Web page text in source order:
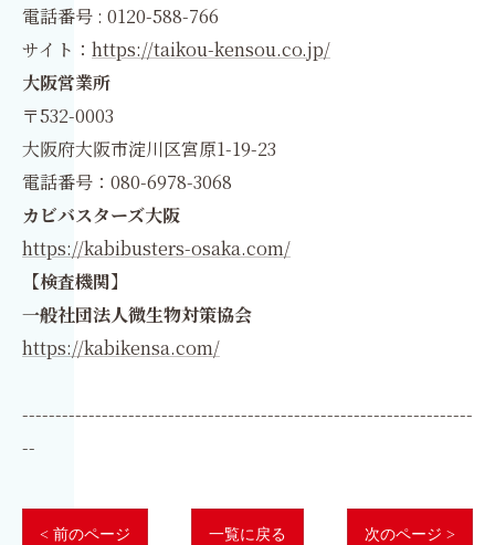
電話番号 : 0120-588-766
サイト： https://taikou-kensou.co.jp/
大阪営業所
〒532-0003
大阪府大阪市淀川区宮原1-19-23
電話番号：080-6978-3068
カビバスターズ大阪
https://kabibusters-osaka.com/
【検査機関】
一般社団法人微生物対策協会
https://kabikensa.com/
--------------------------------------------------------------------
--
< 前のページ 一覧に戻る 次のページ >